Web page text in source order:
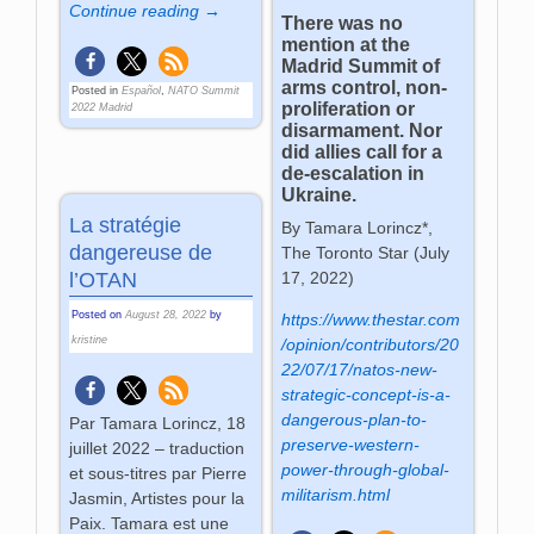
Continue reading →
Posted in Español,NATO Summit
2022 Madrid
There was no
mention at the
Madrid Summit of
arms control, non-
proliferation or
disarmament. Nor
did allies call for a
de-escalation in
Ukraine.
By Tamara Lorincz*,
The Toronto Star (July
17, 2022)
https://www.thestar.com
/opinion/contributors/20
22/07/17/natos-new-
strategic-concept-is-a-
dangerous-plan-to-
preserve-western-
power-through-global-
militarism.html
La stratégie
dangereuse de
l’OTAN
Posted onAugust 28, 2022 by
kristine
Par Tamara Lorincz, 18
juillet 2022 – traduction
et sous-titres par Pierre
Jasmin, Artistes pour la
Paix. Tamara est une